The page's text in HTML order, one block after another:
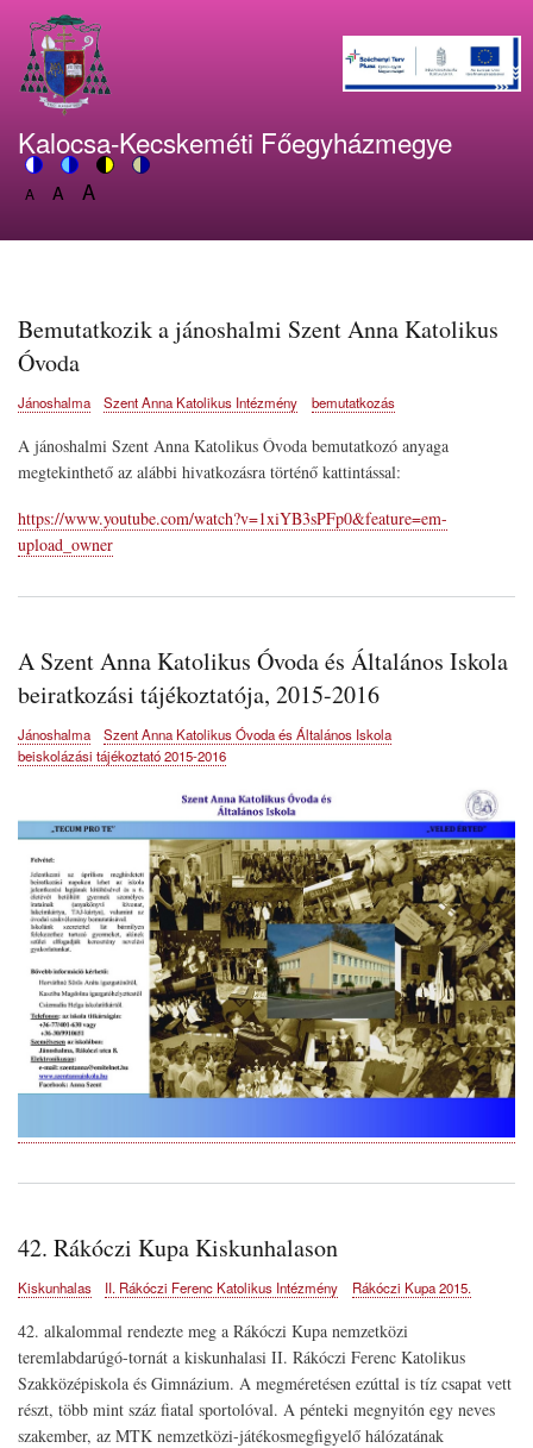
Kalocsa-Kecskeméti Főegyházmegye
Switch
Switch
A
font
A
font
A
font
Bemutatkozik a jánoshalmi Szent Anna Katolikus
Óvoda
Jánoshalma Szent Anna Katolikus Intézmény bemutatkozás
A jánoshalmi Szent Anna Katolikus Óvoda bemutatkozó anyaga
megtekinthető az alábbi hivatkozásra történő kattintással:
https://www.youtube.com/watch?v=1xiYB3sPFp0&feature=em-
upload_owner
A Szent Anna Katolikus Óvoda és Általános Iskola
beiratkozási tájékoztatója, 2015-2016
Jánoshalma
Szent Anna Katolikus Óvoda és Általános Iskola
beiskolázási tájékoztató 2015-2016
42. Rákóczi Kupa Kiskunhalason
Kiskunhalas II. Rákóczi Ferenc Katolikus Intézmény Rákóczi Kupa 2015.
42. alkalommal rendezte meg a Rákóczi Kupa nemzetközi
teremlabdarúgó-tornát a kiskunhalasi II. Rákóczi Ferenc Katolikus
Szakközépiskola és Gimnázium. A megméretésen ezúttal is tíz csapat vett
részt, több mint száz fiatal sportolóval. A pénteki megnyitón egy neves
szakember, az MTK nemzetközi-játékosmegfigyelő hálózatának